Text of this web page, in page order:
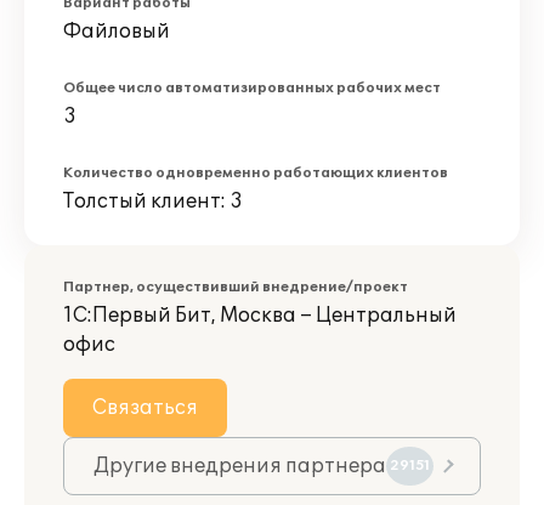
Файловый
Общее число автоматизированных рабочих мест
3
Количество одновременно работающих клиентов
Толстый клиент: 3
Партнер, осуществивший внедрение/проект
1С:Первый Бит, Москва – Центральный
офис
Связаться
Другие внедрения партнера 29151